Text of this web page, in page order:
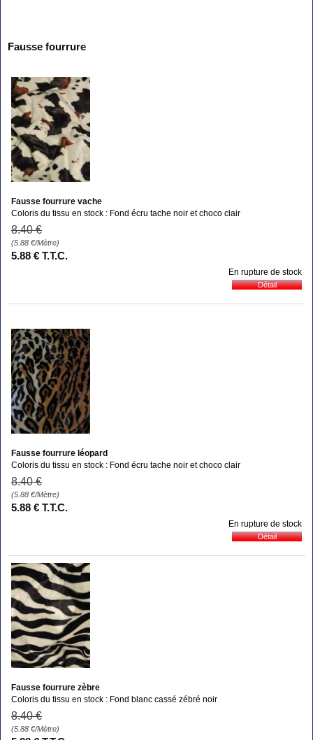
Fausse fourrure
Fausse fourrure vache
Coloris du tissu en stock : Fond écru tache noir et choco clair
8.40 €
(5.88 €/Mètre)
5.88 € T.T.C.
En rupture de stock
Fausse fourrure léopard
Coloris du tissu en stock : Fond écru tache noir et choco clair
8.40 €
(5.88 €/Mètre)
5.88 € T.T.C.
En rupture de stock
Fausse fourrure zèbre
Coloris du tissu en stock : Fond blanc cassé zébré noir
8.40 €
(5.88 €/Mètre)